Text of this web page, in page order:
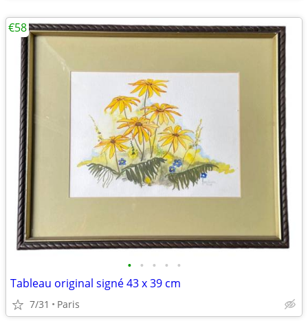
• • • • •
Tableau original signé 43 x 39 cm
7/31 Paris
€58